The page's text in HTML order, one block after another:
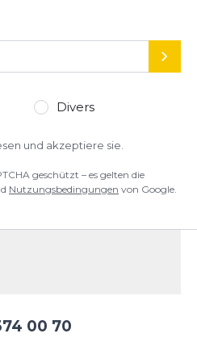
Divers
und akzeptiere sie.
geschützt – es gelten die
Nutzungsbedingungen von Google.
00 70